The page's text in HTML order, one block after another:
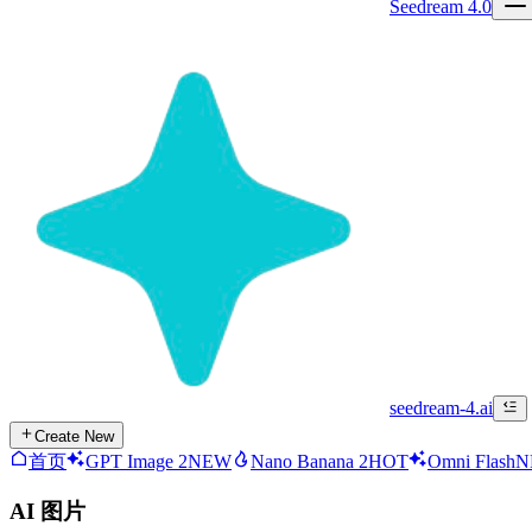
Seedream 4.0
seedream-4.ai
Create New
首页 GPT Image 2NEW Nano Banana 2HOT Omni Flash
AI 图片